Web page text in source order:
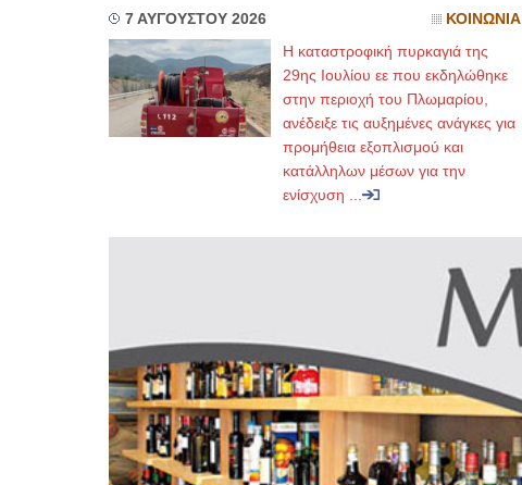
7 ΑΥΓΟΥΣΤΟΥ 2026 ΚΟΙΝΩΝΙΑ
Η καταστροφική πυρκαγιά της
29ης Ιουλίου εε που εκδηλώθηκε
στην περιοχή του Πλωμαρίου,
ανέδειξε τις αυξημένες ανάγκες για
προμήθεια εξοπλισμού και
κατάλληλων μέσων για την
ενίσχυση ...